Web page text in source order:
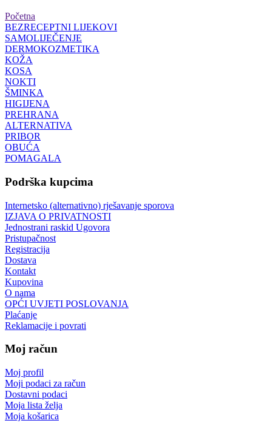
Početna
BEZRECEPTNI LIJEKOVI
SAMOLIJEČENJE
DERMOKOZMETIKA
KOŽA
KOSA
NOKTI
ŠMINKA
HIGIJENA
PREHRANA
ALTERNATIVA
PRIBOR
OBUĆA
POMAGALA
Podrška kupcima
Internetsko (alternativno) rješavanje sporova
IZJAVA O PRIVATNOSTI
Jednostrani raskid Ugovora
Pristupačnost
Registracija
Dostava
Kontakt
Kupovina
O nama
OPĆI UVJETI POSLOVANJA
Plaćanje
Reklamacije i povrati
Moj račun
Moj profil
Moji podaci za račun
Dostavni podaci
Moja lista želja
Moja košarica